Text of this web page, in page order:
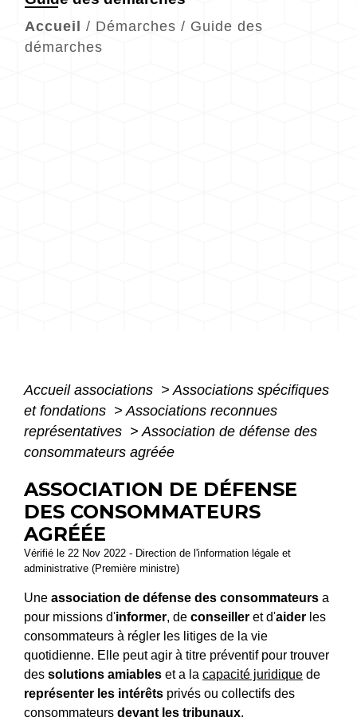
Accueil / Démarches / Guide des
démarches
Accueil associations > Associations spécifiques
et fondations > Associations reconnues
représentatives > Association de défense des
consommateurs agréée
ASSOCIATION DE DÉFENSE
DES CONSOMMATEURS
AGRÉÉE
Vérifié le 22 Nov 2022 - Direction de l'information légale et
administrative (Première ministre)
Une association de défense des consommateurs a
pour missions d'informer, de conseiller et d'aider les
consommateurs à régler les litiges de la vie
quotidienne. Elle peut agir à titre préventif pour trouver
des solutions amiables et a la capacité juridique de
représenter les intérêts privés ou collectifs des
consommateurs devant les tribunaux.